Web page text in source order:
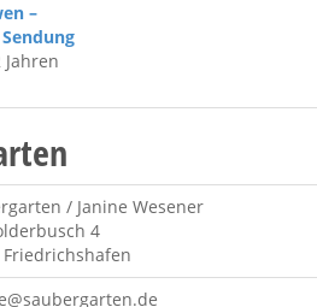
–
/ Janine Wesener
4
Friedrichshafen